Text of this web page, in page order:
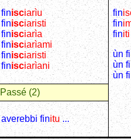
finisciarìu
finisciaristi
finisciarìa
finisciarìami
finisciaristi
finisciarìani
fin
fin
finiti
ùn
ùn
ùn
Passé (2)
averebbi finitu...